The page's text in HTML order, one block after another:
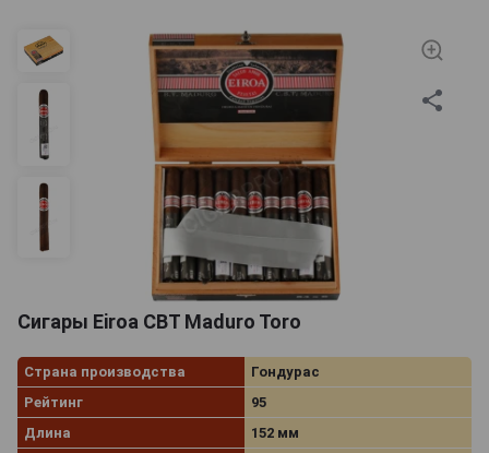
Сигары Eiroa CBT Maduro Toro
Страна производства
Гондурас
Рейтинг
95
Длина
152 мм